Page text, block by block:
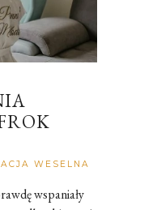
WESELNA
wspaniały